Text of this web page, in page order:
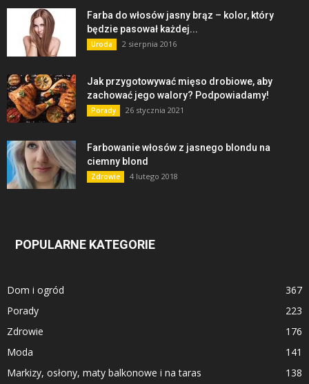
Farba do włosów jasny brąz – kolor, który
będzie pasował każdej...
Uroda 2 sierpnia 2016
Jak przygotowywać mięso drobiowe, aby
zachować jego walory? Podpowiadamy!
Porady 26 stycznia 2021
Farbowanie włosów z jasnego blondu na
ciemny blond
Zdrowie 4 lutego 2018
POPULARNE KATEGORIE
Dom i ogród
367
Porady
223
Zdrowie
176
Moda
141
Markizy, osłony, maty balkonowe i na taras
138